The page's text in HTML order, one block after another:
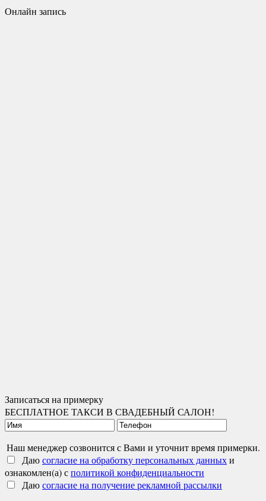
Онлайн запись
Записаться на примерку
БЕСПЛАТНОЕ ТАКСИ В СВАДЕБНЫЙ САЛОН!
Наш менеджер созвонится с Вами и уточнит время примерки.
Даюсогласие на обработку персональных данныхи
ознакомлен(а) сполитикой конфиденциальности
Даюсогласие на получение рекламной рассылки